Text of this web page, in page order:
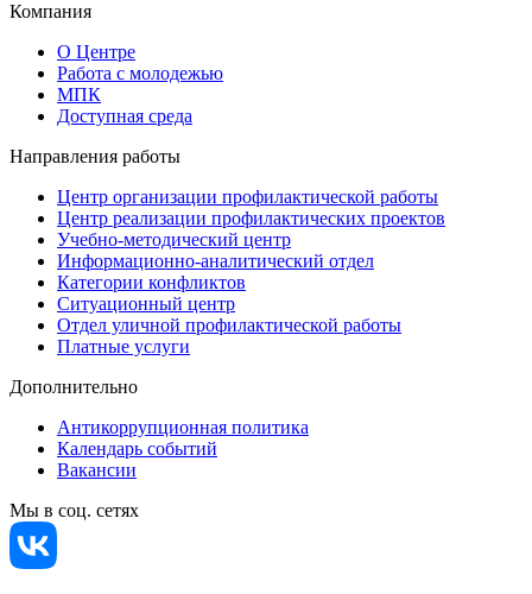
Компания
О Центре
Работа с молодежью
МПК
Доступная среда
Направления работы
Центр организации профилактической работы
Центр реализации профилактических проектов
Учебно-методический центр
Информационно-аналитический отдел
Категории конфликтов
Ситуационный центр
Отдел уличной профилактической работы
Платные услуги
Дополнительно
Антикоррупционная политика
Календарь событий
Вакансии
Мы в соц. сетях